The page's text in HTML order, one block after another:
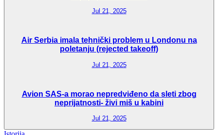
Jul 21, 2025
Air Serbia imala tehnički problem u Londonu na
poletanju (rejected takeoff)
Jul 21, 2025
Avion SAS-a morao nepredviđeno da sleti zbog
neprijatnosti- živi miš u kabini
Jul 21, 2025